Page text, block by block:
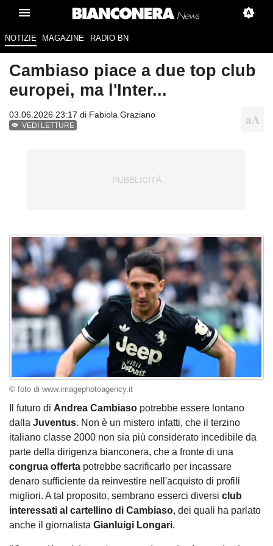
NOTIZIE MAGAZINE RADIO BN
Cambiaso piace a due top club
europei, ma l'Inter...
03.06.2026 23:17 di Fabiola Graziano
VEDI LETTURE
© foto di www.imagephotoagency.it
Il futuro di Andrea Cambiaso potrebbe essere lontano
dalla Juventus. Non è un mistero infatti, che il terzino
italiano classe 2000 non sia più considerato incedibile da
parte della dirigenza bianconera, che a fronte di una
congrua offerta potrebbe sacrificarlo per incassare
denaro sufficiente da reinvestire nell'acquisto di profili
migliori. A tal proposito, sembrano esserci diversi club
interessati al cartellino di Cambiaso, dei quali ha parlato
anche il giornalista Gianluigi Longari.